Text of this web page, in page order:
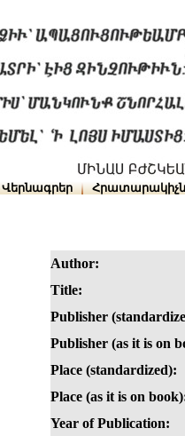
Վերնագրեր
Author:
Title:
Publisher
Publisher (as it is on
Place (standardized):
Place (as it is on
Year of Publication: